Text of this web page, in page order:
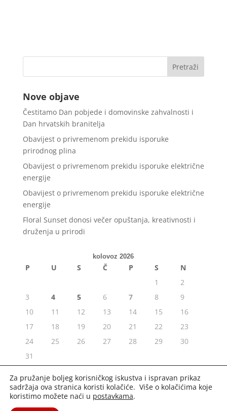
Nove objave
Čestitamo Dan pobjede i domovinske zahvalnosti i
Dan hrvatskih branitelja
Obavijest o privremenom prekidu isporuke
prirodnog plina
Obavijest o privremenom prekidu isporuke električne
energije
Obavijest o privremenom prekidu isporuke električne
energije
Floral Sunset donosi večer opuštanja, kreativnosti i
druženja u prirodi
kolovoz 2026
P U S Č P S
N
1
2
3
4 5 6 7 8
9
10
11 12 13 14 15
16
17
18 19 20 21 22
23
24
25 26 27 28 29
30
31
« srp
Za pružanje boljeg korisničkog iskustva i ispravan prikaz
sadržaja ova stranica koristi kolačiće. Više o kolačićima koje
koristimo možete naći u postavkama.